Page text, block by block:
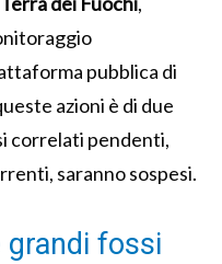
pubblica di
azioni è di due
correlati pendenti,
saranno sospesi.
grandi fossi